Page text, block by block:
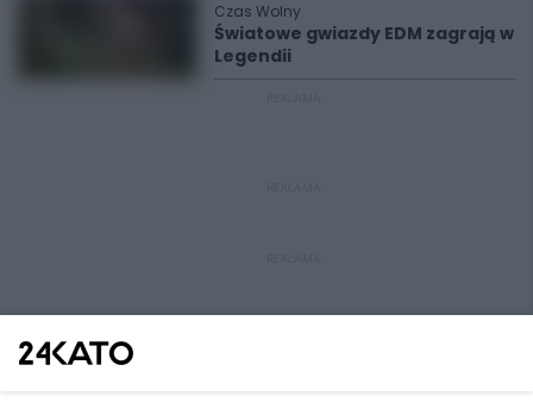
Czas Wolny
Światowe gwiazdy EDM zagrają w
Legendii